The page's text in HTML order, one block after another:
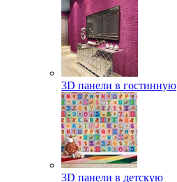
3D панели в гостинную
3D панели в детскую